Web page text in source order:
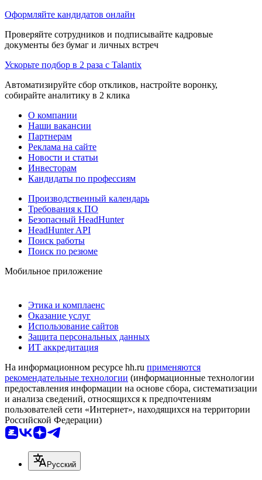
Оформляйте кандидатов онлайн
Проверяйте сотрудников и подписывайте кадровые
документы без бумаг и личных встреч
Ускорьте подбор в 2 раза с Talantix
Автоматизируйте сбор откликов, настройте воронку,
собирайте аналитику в 2 клика
О компании
Наши вакансии
Партнерам
Реклама на сайте
Новости и статьи
Инвесторам
Кандидаты по профессиям
Производственный календарь
Требования к ПО
Безопасный HeadHunter
HeadHunter API
Поиск работы
Поиск по резюме
Мобильное приложение
Этика и комплаенс
Оказание услуг
Использование сайтов
Защита персональных данных
ИТ аккредитация
На информационном ресурсе hh.ru применяются
рекомендательные технологии (информационные технологии
предоставления информации на основе сбора, систематизации
и анализа сведений, относящихся к предпочтениям
пользователей сети «Интернет», находящихся на территории
Российской Федерации)
Русский